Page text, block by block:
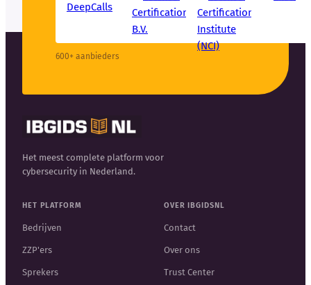
600+ aanbieders
Het meest complete platform voor
cybersecurity in Nederland.
HET PLATFORM
Bedrijven
ZZP'ers
Sprekers
OVER IBGIDSNL
Contact
Over ons
Trust Center